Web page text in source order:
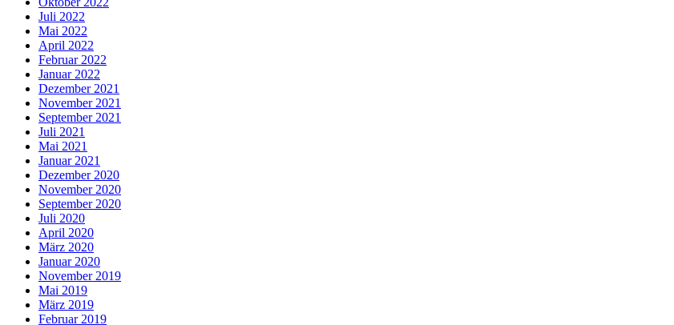
Juli 2022
Mai 2022
April 2022
Februar 2022
Januar 2022
Dezember 2021
November 2021
September 2021
Juli 2021
Mai 2021
Januar 2021
Dezember 2020
November 2020
September 2020
Juli 2020
April 2020
März 2020
Januar 2020
November 2019
Mai 2019
März 2019
Februar 2019